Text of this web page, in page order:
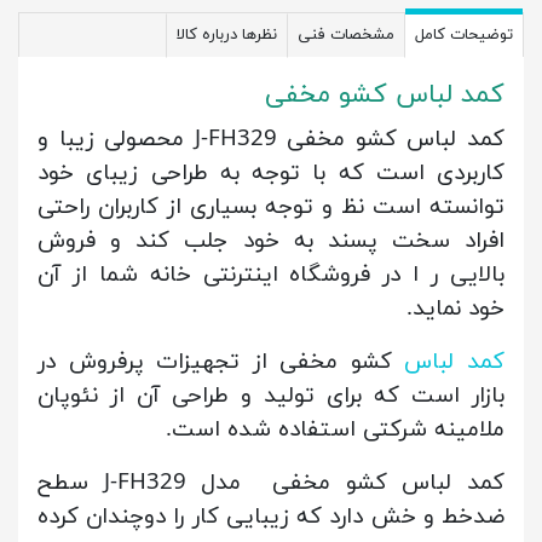
توضیحات کامل مشخصات فنی نظرها درباره کالا
کمد لباس کشو مخفی
کمد لباس کشو مخفی J-FH329 محصولی زیبا و
کاربردی است که با توجه به طراحی زیبای خود
توانسته است نظ و توجه بسیاری از کاربران راحتی
افراد سخت پسند به خود جلب کند و فروش
بالایی ر ا در فروشگاه اینترنتی خانه شما از آن
خود نماید.
کمد لباس کشو مخفی از تجهیزات پرفروش در
بازار است که برای تولید و طراحی آن از نئوپان
ملامینه شرکتی استفاده شده است.
کمد لباس کشو مخفی مدل J-FH329 سطح
ضدخط و خش دارد که زیبایی کار را دوچندان کرده